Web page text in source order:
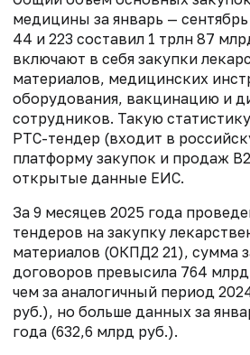
медицины за январь —
44 и 223 составил 1 трлн 87
включают в себя закупки
материалов, медицинских
оборудования, вакцинацию и
сотрудников. Такую
РТС-тендер (входит в
платформу закупок и продаж
открытые данные ЕИС.
За 9 месяцев 2025 года
тендеров на закупку
материалов (ОКПД2 21), сумма
договоров превысила 764
чем за аналогичный период
руб.), но больше данных за
года (632,6 млрд руб.).